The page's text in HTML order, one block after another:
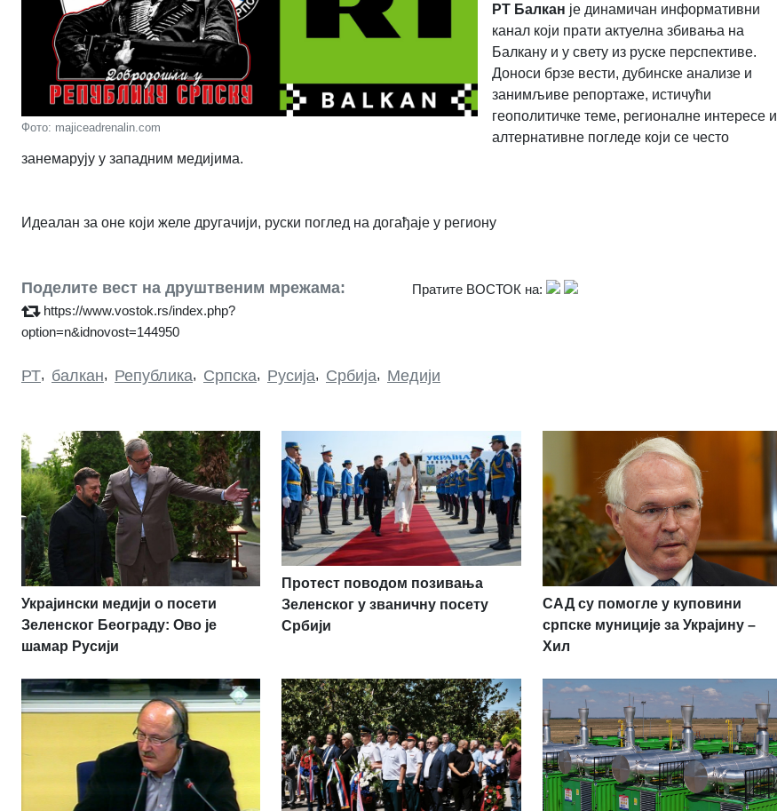
Фото: majiceadrenalin.com
РТ Балкан је динамичан информативни
канал који прати актуелна збивања на
Балкану и у свету из руске перспективе.
Доноси брзе вести, дубинске анализе и
занимљиве репортаже, истичући
геополитичке теме, регионалне интересе и
алтернативне погледе који се често
занемарују у западним медијима.
Идеалан за оне који желе другачији, руски поглед на догађаје у региону
Поделите вест на друштвеним мрежама:
https://www.vostok.rs/index.php?
option=n&idnovost=144950
Пратите ВОСТОК на:
РТ, балкан, Република, Српска, Русија, Србија, Медији
Украјински медији о посети
Зеленског Београду: Ово је
шамар Русији
Протест поводом позивања
Зеленског у званичну посету
Србији
САД су помогле у куповини
српске муниције за Украјину –
Хил